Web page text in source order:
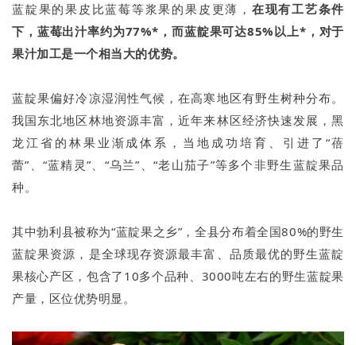
蓝靛果的果皮比蓝莓等浆果的果皮更薄， 在现有工艺条件
下，蓝莓出汁率约为77%*，而蓝靛果可达85%以上*，对于
果汁加工是一个相当大的优势。
蓝靛果偏好冷凉湿润性气候，在高寒地区有野生树种分布。
我国东北地区林地资源丰富，近年来林区经济快速发展，黑
龙江省的林果业渐成体系，当地成功培育、引进了“蓓
蕾”、“蓝精灵”、“乌兰”、“老山茄子”等多个非野生蓝靛果品
种。
其中勃利县被称为“蓝靛果之乡”，全县分布着全国80%的野生
蓝靛果资源，是全球现存资源最丰富、品质最优的野生蓝靛
果核心产区，包含了10多个品种、3000吨左右的野生蓝靛果
产量，区位优势明显。